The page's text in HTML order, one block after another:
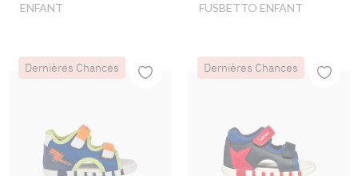
ENFANT
FUSBETTO ENFANT
Dernières Chances Dernières Chances